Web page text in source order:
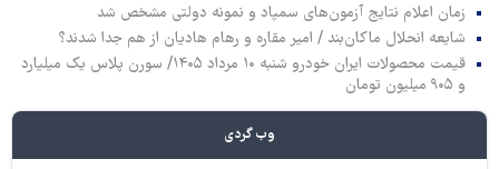
زمان اعلام نتایج آزمون‌های سمپاد و نمونه دولتی مشخص شد
شایعه انحلال ماکان‌بند / امیر مقاره و رهام هادیان از هم جدا شدند؟
قیمت محصولات ایران خودرو شنبه ۱۰ مرداد ۱۴۰۵/ سورن پلاس یک میلیارد
و ۹۰۵ میلیون تومان
وب گردی